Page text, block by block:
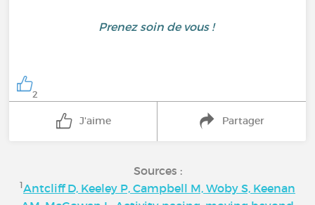
Prenez soin de vous !
2
J'aime Partager
Sources :
1Antcliff D, Keeley P, Campbell M, Woby S, Keenan